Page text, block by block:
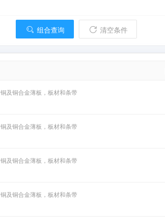
组合查询 清空条件
铜及铜合金薄板，板材和条带
铜及铜合金薄板，板材和条带
铜及铜合金薄板，板材和条带
铜及铜合金薄板，板材和条带